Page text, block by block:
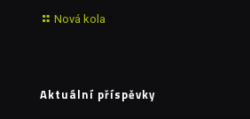
Nová kola
Aktuální příspěvky